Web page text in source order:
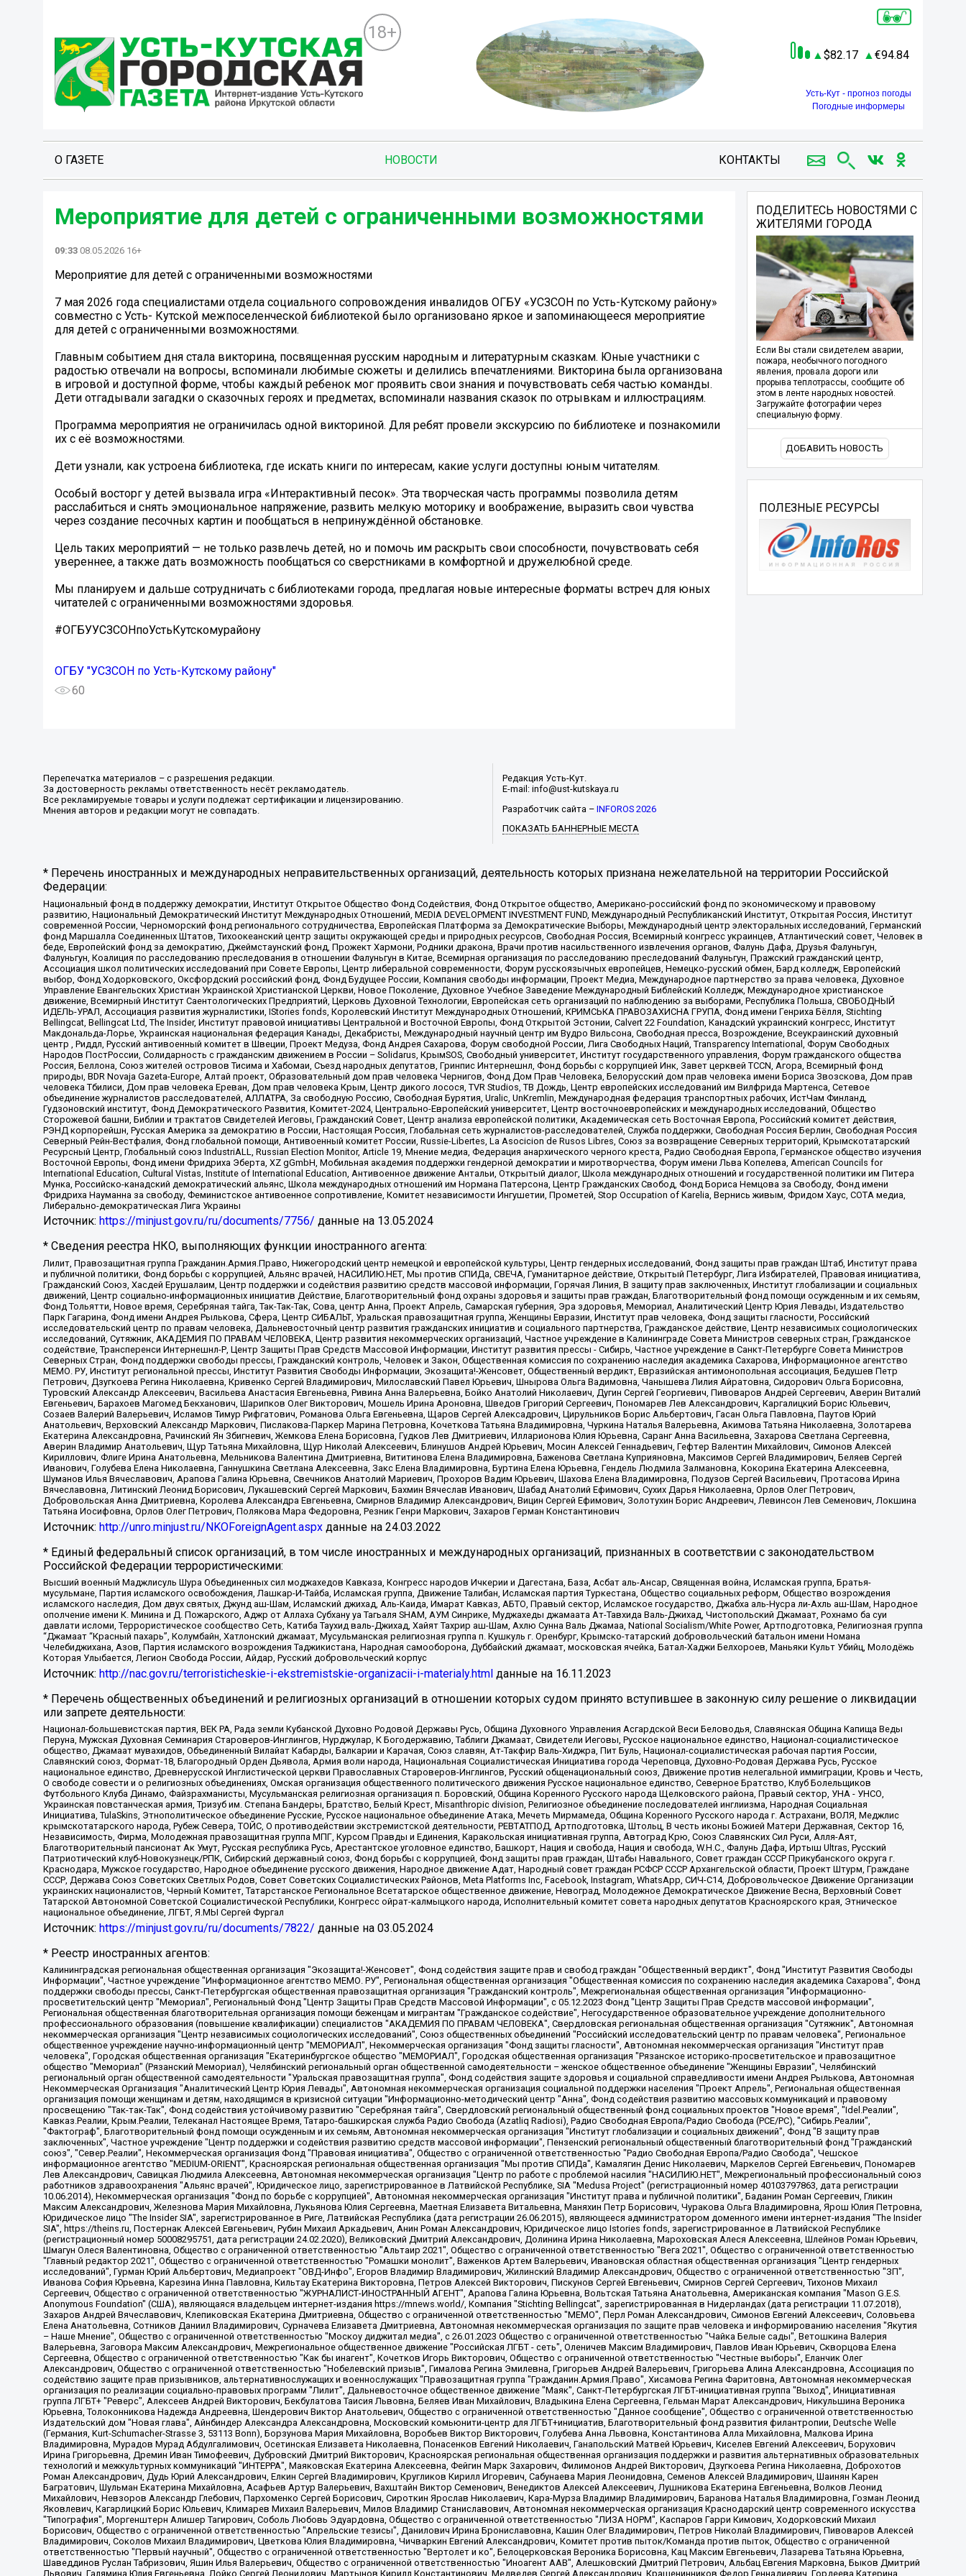
18+
82.17 94.84
Усть-Кут - прогноз погоды
Погодные информеры
О ГАЗЕТЕ НОВОСТИ КОНТАКТЫ
Мероприятие для детей с ограниченными возможностями
09:33 08.05.2026 16+
Мероприятие для детей с ограниченными возможностями
7 мая 2026 года специалистами отдела социального сопровождения инвалидов ОГБУ «УСЗСОН по Усть-Кутскому району»
совместно с Усть- Кутской межпоселенческой библиотекой было организовано яркое и запоминающееся мероприятие
для детей с ограниченными возможностями.
Главным событием дня стала викторина, посвященная русским народным и литературным сказкам. Юные участники с
радостью отвечали на вопросы, вспоминали любимые сюжеты и делились впечатлениями. Викторина была организована
в игровой и доступной форме, чтобы каждый ребенок мог проявить свои знания и почувствовать себя частью команды.
Дети отгадывали загадки о сказочных героях и предметах, вспоминали названия сказок по отрывкам и иллюстрациям.
Программа мероприятия не ограничилась одной викториной. Для ребят провели экскурсию по библиотеке и познакомили
их с её возможностями.
Дети узнали, как устроена библиотека, где искать книги по интересам, какие услуги доступны юным читателям.
Особый восторг у детей вызвала игра «Интерактивный песок». Эта творческая часть программы позволила детям
расслабиться и снять эмоциональное напряжение, развить мелкую моторику и воображение, выразить свои чувства
через создание песочных картин и пообщаться в непринуждённой обстановке.
Цель таких мероприятий — не только развлечь детей, но и помочь им раскрыть свои способности, почувствовать себя
увереннее, а также дать возможность пообщаться со сверстниками в комфортной и дружелюбной среде.
Мы планируем и дальше сотрудничать с библиотеками города, предлагая новые интересные форматы встреч для юных
читателей с ограниченными возможностями здоровья.
#ОГБУУСЗСОНпоУстьКутскомурайону
ОГБУ "УСЗСОН по Усть-Кутскому району"
60
ПОДЕЛИТЕСЬ НОВОСТЯМИ С
ЖИТЕЛЯМИ ГОРОДА
Если Вы стали свидетелем аварии,
пожара, необычного погодного
явления, провала дороги или
прорыва теплотрассы, сообщите об
этом в ленте народных новостей.
Загружайте фотографии через
специальную форму.
ДОБАВИТЬ НОВОСТЬ
ПОЛЕЗНЫЕ РЕСУРСЫ
Перепечатка материалов – с разрешения редакции.
За достоверность рекламы ответственность несёт рекламодатель.
Все рекламируемые товары и услуги подлежат сертификации и лицензированию.
Мнения авторов и редакции могут не совпадать.
Редакция Усть-Кут.
E-mail: info@ust-kutskaya.ru
Разработчик сайта – INFOROS 2026
ПОКАЗАТЬ БАННЕРНЫЕ МЕСТА
* Перечень иностранных и международных неправительственных организаций, деятельность которых признана нежелательной на территории Российской
Федерации:
Национальный фонд в поддержку демократии, Институт Открытое Общество Фонд Содействия, Фонд Открытое общество, Американо-российский фонд по экономическому и правовому
развитию, Национальный Демократический Институт Международных Отношений, MEDIA DEVELOPMENT INVESTMENT FUND, Международный Республиканский Институт, Открытая Россия, Институт
современной России, Черноморский фонд регионального сотрудничества, Европейская Платформа за Демократические Выборы, Международный центр электоральных исследований, Германский
фонд Маршалла Соединенных Штатов, Тихоокеанский центр защиты окружающей среды и природных ресурсов, Свободная Россия, Всемирный конгресс украинцев, Атлантический совет, Человек в
беде, Европейский фонд за демократию, Джеймстаунский фонд, Прожект Хармони, Родники дракона, Врачи против насильственного извлечения органов, Фалунь Дафа, Друзья Фалуньгун,
Фалуньгун, Коалиция по расследованию преследования в отношении Фалуньгун в Китае, Всемирная организация по расследованию преследований Фалуньгун, Пражский гражданский центр,
Ассоциация школ политических исследований при Совете Европы, Центр либеральной современности, Форум русскоязычных европейцев, Немецко-русский обмен, Бард колледж, Европейский
выбор, Фонд Ходорковского, Оксфордский российский фонд, Фонд Будущее России, Компания свободы информации, Проект Медиа, Международное партнерство за права человека, Духовное
Управление Евангельских Христиан Украинской Христианской Церкви, Новое Поколение, Духовное Учебное Заведение Международный Библейский Колледж, Международное христианское
движение, Всемирный Институт Саентологических Предприятий, Церковь Духовной Технологии, Европейская сеть организаций по наблюдению за выборами, Республика Польша, СВОБОДНЫЙ
ИДЕЛЬ-УРАЛ, Ассоциация развития журналистики, IStories fonds, Королевский Институт Международных Отношений, КРИМСЬКА ПРАВОЗАХИСНА ГРУПА, Фонд имени Генриха Бёлля, Stichting
Bellingcat, Bellingcat Ltd, The Insider, Институт правовой инициативы Центральной и Восточной Европы, Фонд Открытой Эстонии, Calvert 22 Foundation, Канадский украинский конгресс, Институт
Макдональда-Лорье, Украинская национальная федерация Канады, Декабристы, Международный научный центр им Вудро Вильсона, Свободная пресса, Возрождение, Всеукраинский духовный
центр , Риддл, Русский антивоенный комитет в Швеции, Проект Медуза, Фонд Андрея Сахарова, Форум свободной России, Лига Свободных Наций, Transparеncy International, Форум Свободных
Народов ПостРоссии, Солидарность с гражданским движением в России – Solidarus, КрымSOS, Свободный университет, Институт государственного управления, Форум гражданского общества
Россия, Беллона, Союз жителей островов Тисима и Хабомаи, Съезд народных депутатов, Гринпис Интернешнл, Фонд борьбы с коррупцией Инк, Завет церквей TCCN, Агора, Всемирный фонд
природы, BDR Novaja Gazeta-Europe, Алтай проект, Образовательный дом прав человека Чернигов, Фонд Дом Прав Человека, Белорусский дом прав человека имени Бориса Звозскова, Дом прав
человека Тбилиси, Дом прав человека Ереван, Дом прав человека Крым, Центр дикого лосося, TVR Studios, ТВ Дождь, Центр европейских исследований им Вилфрида Мартенса, Сетевое
объединение журналистов расследователей, АЛЛАТРА, За свободную Россию, Свободная Бурятия, Uralic, UnKremlin, Международная федерация транспортных рабочих, ИстЧам Финланд,
Гудзоновский институт, Фонд Демократического Развития, Комитет-2024, Центрально-Европейский университет, Центр восточноевропейских и международных исследований, Общество
Сторожевой башни, Библии и трактатов Свидетелей Иеговы, Гражданский Совет, Центр анализа европейской политики, Академическая сеть Восточная Европа, Российский комитет действия,
РЭНД корпорейшн, Русская Америка за демократию в России, Настоящая Россия, Глобальная сеть журналистов-расследователей, Служба поддержки, Свободная Россия Берлин, Свободная Россия
Северный Рейн-Вестфалия, Фонд глобальной помощи, Антивоенный комитет России, Russie-Libertes, La Asocicion de Rusos Libres, Союз за возвращение Северных территорий, Крымскотатарский
Ресурсный Центр, Глобальный союз IndustriALL, Russian Election Monitor, Article 19, Мнение медиа, Федерация анархического черного креста, Радио Свободная Европа, Германское общество изучения
Восточной Европы, Фонд имени Фридриха Эберта, XZ gGmbH, Мобильная академия поддержки гендерной демократии и миротворчества, Форум имени Льва Копелева, American Councils for
International Education, Cultural Vistas, Institute of International Education, Антивоенное движение Антальи, Открытый диалог, Школа международных отношений и государственной политики им Питера
Мунка, Российско-канадский демократический альянс, Школа международных отношений им Нормана Патерсона, Центр Гражданских Свобод, Фонд Бориса Немцова за Свободу, Фонд имени
Фридриха Науманна за свободу, Феминистское антивоенное сопротивление, Комитет независимости Ингушетии, Прометей, Stop Occupation of Karelia, Вернись живым, Фридом Хаус, СОТА медиа,
Либерально-демократическая Лига Украины
Источник: https://minjust.gov.ru/ru/documents/7756/ данные на 13.05.2024
* Сведения реестра НКО, выполняющих функции иностранного агента:
Лилит, Правозащитная группа Гражданин.Армия.Право, Нижегородский центр немецкой и европейской культуры, Центр гендерных исследований, Фонд защиты прав граждан Штаб, Институт права
и публичной политики, Фонд борьбы с коррупцией, Альянс врачей, НАСИЛИЮ.НЕТ, Мы против СПИДа, СВЕЧА, Гуманитарное действие, Открытый Петербург, Лига Избирателей, Правовая инициатива,
Гражданский Союз, Хасдей Ерушалаим, Центр поддержки и содействия развитию средств массовой информации, Горячая Линия, В защиту прав заключенных, Институт глобализации и социальных
движений, Центр социально-информационных инициатив Действие, Благотворительный фонд охраны здоровья и защиты прав граждан, Благотворительный фонд помощи осужденным и их семьям,
Фонд Тольятти, Новое время, Серебряная тайга, Так-Так-Так, Сова, центр Анна, Проект Апрель, Самарская губерния, Эра здоровья, Мемориал, Аналитический Центр Юрия Левады, Издательство
Парк Гагарина, Фонд имени Андрея Рылькова, Сфера, Центр СИБАЛЬТ, Уральская правозащитная группа, Женщины Евразии, Институт прав человека, Фонд защиты гласности, Российский
исследовательский центр по правам человека, Дальневосточный центр развития гражданских инициатив и социального партнерства, Гражданское действие, Центр независимых социологических
исследований, Сутяжник, АКАДЕМИЯ ПО ПРАВАМ ЧЕЛОВЕКА, Центр развития некоммерческих организаций, Частное учреждение в Калининграде Совета Министров северных стран, Гражданское
содействие, Трансперенси Интернешнл-Р, Центр Защиты Прав Средств Массовой Информации, Институт развития прессы - Сибирь, Частное учреждение в Санкт-Петербурге Совета Министров
Северных Стран, Фонд поддержки свободы прессы, Гражданский контроль, Человек и Закон, Общественная комиссия по сохранению наследия академика Сахарова, Информационное агентство
МЕМО. РУ, Институт региональной прессы, Институт Развития Свободы Информации, Экозащита!-Женсовет, Общественный вердикт, Евразийская антимонопольная ассоциация, Бедушев Петр
Петрович, Дзугкоева Регина Николаевна, Кривенко Сергей Владимирович, Милославский Павел Юрьевич, Шнырова Ольга Вадимовна, Чанышева Лилия Айратовна, Сидорович Ольга Борисовна,
Туровский Александр Алексеевич, Васильева Анастасия Евгеньевна, Ривина Анна Валерьевна, Бойко Анатолий Николаевич, Дугин Сергей Георгиевич, Пивоваров Андрей Сергеевич, Аверин Виталий
Евгеньевич, Барахоев Магомед Бекханович, Шарипков Олег Викторович, Мошель Ирина Ароновна, Шведов Григорий Сергеевич, Пономарев Лев Александрович, Каргалицкий Борис Юльевич,
Созаев Валерий Валерьевич, Исламов Тимур Рифгатович, Романова Ольга Евгеньевна, Щаров Сергей Алексадрович, Цирульников Борис Альбертович, Гасан Ольга Павловна, Паутов Юрий
Анатольевич, Верховский Александр Маркович, Пислакова-Паркер Марина Петровна, Кочеткова Татьяна Владимировна, Чуркина Наталья Валерьевна, Акимова Татьяна Николаевна, Золотарева
Екатерина Александровна, Рачинский Ян Збигневич, Жемкова Елена Борисовна, Гудков Лев Дмитриевич, Илларионова Юлия Юрьевна, Саранг Анна Васильевна, Захарова Светлана Сергеевна,
Аверин Владимир Анатольевич, Щур Татьяна Михайловна, Щур Николай Алексеевич, Блинушов Андрей Юрьевич, Мосин Алексей Геннадьевич, Гефтер Валентин Михайлович, Симонов Алексей
Кириллович, Флиге Ирина Анатольевна, Мельникова Валентина Дмитриевна, Вититинова Елена Владимировна, Баженова Светлана Куприяновна, Максимов Сергей Владимирович, Беляев Сергей
Иванович, Голубева Елена Николаевна, Ганнушкина Светлана Алексеевна, Закс Елена Владимировна, Буртина Елена Юрьевна, Гендель Людмила Залмановна, Кокорина Екатерина Алексеевна,
Шуманов Илья Вячеславович, Арапова Галина Юрьевна, Свечников Анатолий Мариевич, Прохоров Вадим Юрьевич, Шахова Елена Владимировна, Подузов Сергей Васильевич, Протасова Ирина
Вячеславовна, Литинский Леонид Борисович, Лукашевский Сергей Маркович, Бахмин Вячеслав Иванович, Шабад Анатолий Ефимович, Сухих Дарья Николаевна, Орлов Олег Петрович,
Добровольская Анна Дмитриевна, Королева Александра Евгеньевна, Смирнов Владимир Александрович, Вицин Сергей Ефимович, Золотухин Борис Андреевич, Левинсон Лев Семенович, Локшина
Татьяна Иосифовна, Орлов Олег Петрович, Полякова Мара Федоровна, Резник Генри Маркович, Захаров Герман Константинович
Источник: http://unro.minjust.ru/NKOForeignAgent.aspx данные на 24.03.2022
* Единый федеральный список организаций, в том числе иностранных и международных организаций, признанных в соответствии с законодательством
Российской Федерации террористическими:
Высший военный Маджлисуль Шура Объединенных сил моджахедов Кавказа, Конгресс народов Ичкерии и Дагестана, База, Асбат аль-Ансар, Священная война, Исламская группа, Братья-
мусульмане, Партия исламского освобождения, Лашкар-И-Тайба, Исламская группа, Движение Талибан, Исламская партия Туркестана, Общество социальных реформ, Общество возрождения
исламского наследия, Дом двух святых, Джунд аш-Шам, Исламский джихад, Аль-Каида, Имарат Кавказ, АБТО, Правый сектор, Исламское государство, Джабха аль-Нусра ли-Ахль аш-Шам, Народное
ополчение имени К. Минина и Д. Пожарского, Аджр от Аллаха Субхану уа Тагьаля SHAM, АУМ Синрике, Муджахеды джамаата Ат-Тавхида Валь-Джихад, Чистопольский Джамаат, Рохнамо ба суи
давлати исломи, Террористическое сообщество Сеть, Катиба Таухид валь-Джихад, Хайят Тахрир аш-Шам, Ахлю Сунна Валь Джамаа, National Socialism/White Power, Артподготовка, Религиозная группа
“Джамаат “Красный пахарь”, Колумбайн, Хатлонский джамаат, Мусульманская религиозная группа п. Кушкуль г. Оренбург, Крымско-татарский добровольческий батальон имени Номана
Челебиджихана, Азов, Партия исламского возрождения Таджикистана, Народная самооборона, Дуббайский джамаат, московская ячейка, Батал-Хаджи Белхороев, Маньяки Культ Убийц, Молодёжь
Которая Улыбается, Легион Свобода России, Айдар, Русский добровольческий корпус
Источник: http://nac.gov.ru/terroristicheskie-i-ekstremistskie-organizacii-i-materialy.html данные на 16.11.2023
* Перечень общественных объединений и религиозных организаций в отношении которых судом принято вступившее в законную силу решение о ликвидации
или запрете деятельности:
Национал-большевистская партия, ВЕК РА, Рада земли Кубанской Духовно Родовой Державы Русь, Община Духовного Управления Асгардской Веси Беловодья, Славянская Община Капища Веды
Перуна, Мужская Духовная Семинария Староверов-Инглингов, Нурджулар, К Богодержавию, Таблиги Джамаат, Свидетели Иеговы, Русское национальное единство, Национал-социалистическое
общество, Джамаат мувахидов, Объединенный Вилайат Кабарды, Балкарии и Карачая, Союз славян, Ат-Такфир Валь-Хиджра, Пит Буль, Национал-социалистическая рабочая партия России,
Славянский союз, Формат-18, Благородный Орден Дьявола, Армия воли народа, Национальная Социалистическая Инициатива города Череповца, Духовно-Родовая Держава Русь, Русское
национальное единство, Древнерусской Инглистической церкви Православных Староверов-Инглингов, Русский общенациональный союз, Движение против нелегальной иммиграции, Кровь и Честь,
О свободе совести и о религиозных объединениях, Омская организация общественного политического движения Русское национальное единство, Северное Братство, Клуб Болельщиков
Футбольного Клуба Динамо, Файзрахманисты, Мусульманская религиозная организация п. Боровский, Община Коренного Русского народа Щелковского района, Правый сектор, УНА - УНСО,
Украинская повстанческая армия, Тризуб им. Степана Бандеры, Братство, Белый Крест, Misanthropic division, Религиозное объединение последователей инглиизма, Народная Социальная
Инициатива, TulaSkins, Этнополитическое объединение Русские, Русское национальное объединение Атака, Мечеть Мирмамеда, Община Коренного Русского народа г. Астрахани, ВОЛЯ, Меджлис
крымскотатарского народа, Рубеж Севера, ТОЙС, О противодействии экстремистской деятельности, РЕВТАТПОД, Артподготовка, Штольц, В честь иконы Божией Матери Державная, Сектор 16,
Независимость, Фирма, Молодежная правозащитная группа МПГ, Курсом Правды и Единения, Каракольская инициативная группа, Автоград Крю, Союз Славянских Сил Руси, Алля-Аят,
Благотворительный пансионат Ак Умут, Русская республика Русь, Арестантское уголовное единство, Башкорт, Нация и свобода, Нация и свобода, W.H.С., Фалунь Дафа, Иртыш Ultras, Русский
Патриотический клуб-Новокузнецк/РПК, Сибирский державный союз, Фонд борьбы с коррупцией, Фонд защиты прав граждан, Штабы Навального, Совет граждан СССР Прикубанского округа г.
Краснодара, Мужское государство, Народное объединение русского движения, Народное движение Адат, Народный совет граждан РСФСР СССР Архангельской области, Проект Штурм, Граждане
СССР, Держава Союз Советских Светлых Родов, Совет Советских Социалистических Районов, Meta Platforms Inc, Facebook, Instagram, WhatsApp, СИЧ-С14, Добровольческое Движение Организации
украинских националистов, Черный Комитет, Татарстанское Региональное Всетатарское общественное движение, Невоград, Молодежное Демократическое Движение Весна, Верховный Совет
Татарской Автономной Советской Социалистической Республики, Конгресс ойрат-калмыцкого народа, Исполнительный комитет совета народных депутатов Красноярского края, Этническое
национальное объединение, ЛГБТ, Я.МЫ Сергей Фургал
Источник: https://minjust.gov.ru/ru/documents/7822/ данные на 03.05.2024
* Реестр иностранных агентов:
Калининградская региональная общественная организация "Экозащита!-Женсовет", Фонд содействия защите прав и свобод граждан "Общественный вердикт", Фонд "Институт Развития Свободы Информации", Частное учреждение "Информационное агентство МЕМО. РУ", Региональная общественная организация "Общественная комиссия по сохранению наследия академика Сахарова", Фонд поддержки свободы прессы, Санкт-Петербургская общественная правозащитная организация "Гражданский контроль", Межрегиональная общественная организация "Информационно-просветительский центр "Мемориал", Региональный Фонд "Центр Защиты Прав Средств Массовой Информации", с 05.12.2023 Фонд "Центр Защиты Прав Средств массовой информации", Региональная общественная благотворительная организация помощи беженцам и мигрантам "Гражданское содействие", Негосударственное образовательное учреждение дополнительного профессионального образования (повышение квалификации) специалистов "АКАДЕМИЯ ПО ПРАВАМ ЧЕЛОВЕКА", Свердловская региональная общественная организация "Сутяжник", Автономная некоммерческая организация "Центр независимых социологических исследований", Союз общественных объединений "Российский исследовательский центр по правам человека", Региональное общественное учреждение научно-информационный центр "МЕМОРИАЛ", Некоммерческая организация "Фонд защиты гласности", Автономная некоммерческая организация "Институт прав человека", Городская общественная организация "Екатеринбургское общество "МЕМОРИАЛ", Городская общественная организация "Рязанское историко-просветительское и правозащитное общество "Мемориал" (Рязанский Мемориал), Челябинский региональный орган общественной самодеятельности – женское общественное объединение "Женщины Евразии", Челябинский региональный орган общественной самодеятельности "Уральская правозащитная группа", Фонд содействия защите здоровья и социальной справедливости имени Андрея Рылькова, Автономная Некоммерческая Организация "Аналитический Центр Юрия Левады", Автономная некоммерческая организация социальной поддержки населения "Проект Апрель", Региональная общественная организация помощи женщинам и детям, находящимся в кризисной ситуации "Информационно-методический центр "Анна", Фонд содействия развитию массовых коммуникаций и правовому просвещению "Так-так-Так", Фонд содействия устойчивому развитию "Серебряная тайга", Свердловский региональный общественный фонд социальных проектов "Новое время", "Idel.Реалии", Кавказ.Реалии, Крым.Реалии, Телеканал Настоящее Время, Татаро-башкирская служба Радио Свобода (Azatliq Radiosi), Радио Свободная Европа/Радио Свобода (PCE/PC), "Сибирь.Реалии", "Фактограф", Благотворительный фонд помощи осужденным и их семьям, Автономная некоммерческая организация "Институт глобализации и социальных движений", Фонд "В защиту прав заключенных", Частное учреждение "Центр поддержки и содействия развитию средств массовой информации", Пензенский региональный общественный благотворительный фонд "Гражданский союз", "Север.Реалии", Некоммерческая организация Фонд "Правовая инициатива", Общество с ограниченной ответственностью "Радио Свободная Европа/Радио Свобода", Чешское информационное агентство "MEDIUM-ORIENT", Красноярская региональная общественная организация "Мы против СПИДа", Камалягин Денис Николаевич, Маркелов Сергей Евгеньевич, Пономарев Лев Александрович, Савицкая Людмила Алексеевна, Автономная некоммерческая организация "Центр по работе с проблемой насилия "НАСИЛИЮ.НЕТ", Межрегиональный профессиональный союз работников здравоохранения "Альянс врачей", Юридическое лицо, зарегистрированное в Латвийской Республике, SIA "Medusa Project" (регистрационный номер 40103797863, дата регистрации 10.06.2014), Некоммерческая организация "Фонд по борьбе с коррупцией", Автономная некоммерческая организация "Институт права и публичной политики", Баданин Роман Сергеевич, Гликин Максим Александрович, Железнова Мария Михайловна, Лукьянова Юлия Сергеевна, Маетная Елизавета Витальевна, Маняхин Петр Борисович, Чуракова Ольга Владимировна, Ярош Юлия Петровна, Юридическое лицо "The Insider SIA", зарегистрированное в Риге, Латвийская Республика (дата регистрации 26.06.2015), являющееся администратором доменного имени интернет-издания "The Insider SIA", https://theins.ru, Постернак Алексей Евгеньевич, Рубин Михаил Аркадьевич, Анин Роман Александрович, Юридическое лицо Istories fonds, зарегистрированное в Латвийской Республике (регистрационный номер 50008295751, дата регистрации 24.02.2020), Великовский Дмитрий Александрович, Долинина Ирина Николаевна, Мароховская Алеся Алексеевна, Шлейнов Роман Юрьевич, Шмагун Олеся Валентиновна, Общество с ограниченной ответственностью "Альтаир 2021", Общество с ограниченной ответственностью "Вега 2021", Общество с ограниченной ответственностью "Главный редактор 2021", Общество с ограниченной ответственностью "Ромашки монолит", Важенков Артем Валерьевич, Ивановская областная общественная организация "Центр гендерных исследований", Гурман Юрий Альбертович, Медиапроект "ОВД-Инфо", Егоров Владимир Владимирович, Жилинский Владимир Александрович, Общество с ограниченной ответственностью "ЗП", Иванова София Юрьевна, Карезина Инна Павловна, Кильтау Екатерина Викторовна, Петров Алексей Викторович, Пискунов Сергей Евгеньевич, Смирнов Сергей Сергеевич, Тихонов Михаил Сергеевич, Общество с ограниченной ответственностью "ЖУРНАЛИСТ-ИНОСТРАННЫЙ АГЕНТ", Арапова Галина Юрьевна, Вольтская Татьяна Анатольевна, Американская компания "Mason G.E.S. Anonymous Foundation" (США), являющаяся владельцем интернет-издания https://mnews.world/, Компания "Stichting Bellingcat", зарегистрированная в Нидерландах (дата регистрации 11.07.2018), Захаров Андрей Вячеславович, Клепиковская Екатерина Дмитриевна, Общество с ограниченной ответственностью "МЕМО", Перл Роман Александрович, Симонов Евгений Алексеевич, Соловьева Елена Анатольевна, Сотников Даниил Владимирович, Сурначева Елизавета Дмитриевна, Автономная некоммерческая организация по защите прав человека и информированию населения "Якутия – Наше Мнение", Общество с ограниченной ответственностью "Москоу диджитал медиа", с 26.01.2023 Общество с ограниченной ответственностью "Чайка Белые сады", Ветошкина Валерия Валерьевна, Заговора Максим Александрович, Межрегиональное общественное движение "Российская ЛГБТ - сеть", Оленичев Максим Владимирович, Павлов Иван Юрьевич, Скворцова Елена Сергеевна, Общество с ограниченной ответственностью "Как бы инагент", Кочетков Игорь Викторович, Общество с ограниченной ответственностью "Честные выборы", Еланчик Олег Александрович, Общество с ограниченной ответственностью "Нобелевский призыв", Гималова Регина Эмилевна, Григорьев Андрей Валерьевич, Григорьева Алина Александровна, Ассоциация по содействию защите прав призывников, альтернативнослужащих и военнослужащих "Правозащитная группа "Гражданин.Армия.Право", Хисамова Регина Фаритовна, Автономная некоммерческая организация по реализации социально-правовых программ "Лилит", Дальневосточное общественное движение "Маяк", Санкт-Петербургская ЛГБТ-инициативная группа "Выход", Инициативная группа ЛГБТ+ "Реверс", Алексеев Андрей Викторович, Бекбулатова Таисия Львовна, Беляев Иван Михайлович, Владыкина Елена Сергеевна, Гельман Марат Александрович, Никульшина Вероника Юрьевна, Толоконникова Надежда Андреевна, Шендерович Виктор Анатольевич, Общество с ограниченной ответственностью "Данное сообщение", Общество с ограниченной ответственностью Издательский дом "Новая глава", Айнбиндер Александра Александровна, Московский комьюнити-центр для ЛГБТ+инициатив, Благотворительный фонд развития филантропии, Deutsche Welle (Германия, Kurt-Schumacher-Strasse 3, 53113 Bonn), Борзунова Мария Михайловна, Воробьев Виктор Викторович, Голубева Анна Львовна, Константинова Алла Михайловна, Малкова Ирина Владимировна, Мурадов Мурад Абдулгалимович, Осетинская Елизавета Николаевна, Понасенков Евгений Николаевич, Ганапольский Матвей Юрьевич, Киселев Евгений Алексеевич, Борухович Ирина Григорьевна, Дремин Иван Тимофеевич, Дубровский Дмитрий Викторович, Красноярская региональная общественная организация поддержки и развития альтернативных образовательных технологий и межкультурных коммуникаций "ИНТЕРРА", Маяковская Екатерина Алексеевна, Фейгин Марк Захарович, Филимонов Андрей Викторович, Дзугкоева Регина Николаевна, Доброхотов Роман Александрович, Дудь Юрий Александрович, Елкин Сергей Владимирович, Кругликов Кирилл Игоревич, Сабунаева Мария Леонидовна, Семенов Алексей Владимирович, Шаинян Карен Багратович, Шульман Екатерина Михайловна, Асафьев Артур Валерьевич, Вахштайн Виктор Семенович, Венедиктов Алексей Алексеевич, Лушникова Екатерина Евгеньевна, Волков Леонид Михайлович, Невзоров Александр Глебович, Пархоменко Сергей Борисович, Сироткин Ярослав Николаевич, Кара-Мурза Владимир Владимирович, Баранова Наталья Владимировна, Гозман Леонид Яковлевич, Кагарлицкий Борис Юльевич, Климарев Михаил Валерьевич, Милов Владимир Станиславович, Автономная некоммерческая организация Краснодарский центр современного искусства "Типография", Моргенштерн Алишер Тагирович, Соболь Любовь Эдуардовна, Общество с ограниченной ответственностью "ЛИЗА НОРМ", Каспаров Гарри Кимович, Ходорковский Михаил Борисович, Общество с ограниченной ответственностью "Апрельские тезисы", Данилович Ирина Брониславовна, Кашин Олег Владимирович, Петров Николай Владимирович, Пивоваров Алексей Владимирович, Соколов Михаил Владимирович, Цветкова Юлия Владимировна, Чичваркин Евгений Александрович, Комитет против пыток/Команда против пыток, Общество с ограниченной ответственностью "Первый научный", Общество с ограниченной ответственностью "Вертолет и ко", Белоцерковская Вероника Борисовна, Кац Максим Евгеньевич, Лазарева Татьяна Юрьевна, Шаведдинов Руслан Табризович, Яшин Илья Валерьевич, Общество с ограниченной ответственностью "Иноагент ААВ", Алешковский Дмитрий Петрович, Альбац Евгения Марковна, Быков Дмитрий Львович, Галямина Юлия Евгеньевна, Лойко Сергей Леонидович, Мартынов Кирилл Константинович, Медведев Сергей Александрович, Крашенинников Федор Геннадиевич, Гордеева Катерина Вл